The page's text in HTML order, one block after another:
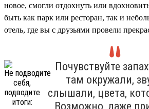
новое, смогли отдохнуть или
быть как парк или ресторан, так и
отель, где вы с друзьями провели
Почувствуйте
там окружали,
слышали, цвета,
Возможно, даже